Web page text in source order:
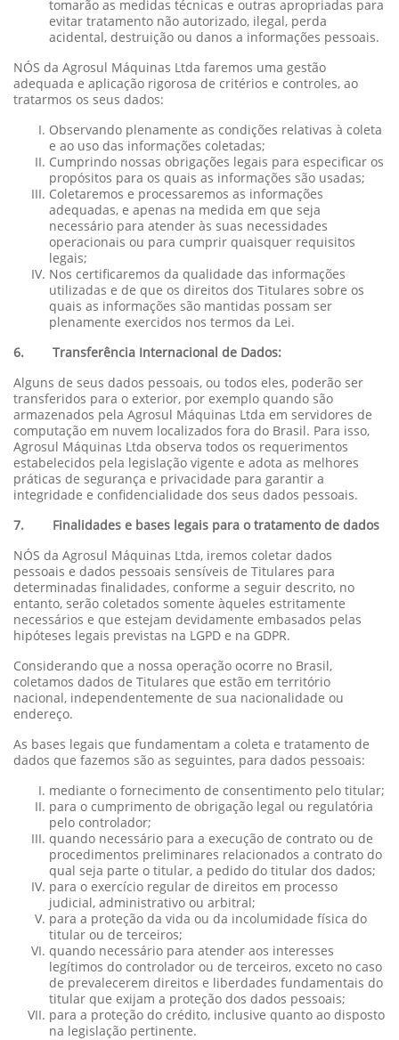
tomarão as medidas técnicas e outras apropriadas para
evitar tratamento não autorizado, ilegal, perda
acidental, destruição ou danos a informações pessoais.
NÓS da Agrosul Máquinas Ltda faremos uma gestão
adequada e aplicação rigorosa de critérios e controles, ao
tratarmos os seus dados:
Observando plenamente as condições relativas à coleta
e ao uso das informações coletadas;
Cumprindo nossas obrigações legais para especificar os
propósitos para os quais as informações são usadas;
Coletaremos e processaremos as informações
adequadas, e apenas na medida em que seja
necessário para atender às suas necessidades
operacionais ou para cumprir quaisquer requisitos
legais;
Nos certificaremos da qualidade das informações
utilizadas e de que os direitos dos Titulares sobre os
quais as informações são mantidas possam ser
plenamente exercidos nos termos da Lei.
6. Transferência Internacional de Dados:
Alguns de seus dados pessoais, ou todos eles, poderão ser
transferidos para o exterior, por exemplo quando são
armazenados pela Agrosul Máquinas Ltda em servidores de
computação em nuvem localizados fora do Brasil. Para isso,
Agrosul Máquinas Ltda observa todos os requerimentos
estabelecidos pela legislação vigente e adota as melhores
práticas de segurança e privacidade para garantir a
integridade e confidencialidade dos seus dados pessoais.
7. Finalidades e bases legais para o tratamento de dados
NÓS da Agrosul Máquinas Ltda, iremos coletar dados
pessoais e dados pessoais sensíveis de Titulares para
determinadas finalidades, conforme a seguir descrito, no
entanto, serão coletados somente àqueles estritamente
necessários e que estejam devidamente embasados pelas
hipóteses legais previstas na LGPD e na GDPR.
Considerando que a nossa operação ocorre no Brasil,
coletamos dados de Titulares que estão em território
nacional, independentemente de sua nacionalidade ou
endereço.
As bases legais que fundamentam a coleta e tratamento de
dados que fazemos são as seguintes, para dados pessoais:
mediante o fornecimento de consentimento pelo titular;
para o cumprimento de obrigação legal ou regulatória
pelo controlador;
quando necessário para a execução de contrato ou de
procedimentos preliminares relacionados a contrato do
qual seja parte o titular, a pedido do titular dos dados;
para o exercício regular de direitos em processo
judicial, administrativo ou arbitral;
para a proteção da vida ou da incolumidade física do
titular ou de terceiros;
quando necessário para atender aos interesses
legítimos do controlador ou de terceiros, exceto no caso
de prevalecerem direitos e liberdades fundamentais do
titular que exijam a proteção dos dados pessoais;
para a proteção do crédito, inclusive quanto ao disposto
na legislação pertinente.